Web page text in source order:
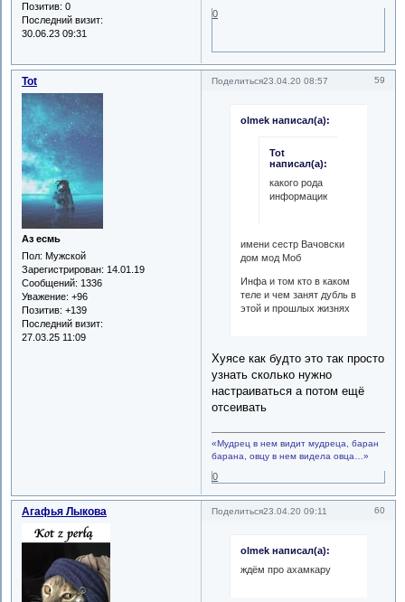
Позитив: 0
Последний визит:
30.06.23 09:31
0
Поделиться 59
23.04.20 08:57
Tot
Аз есмь
Пол: Мужской
Зарегистрирован: 14.01.19
Сообщений: 1336
Уважение: +96
Позитив: +139
Последний визит:
27.03.25 11:09
olmek написал(а):
Tot
написал(а):
какого рода
информацию?
имени сестр Вачовски
дом мод Моб
Инфа и том кто в каком
теле и чем занят дубль в
этой и прошлых жизнях
Хуясе как будто это так просто
узнать сколько нужно
настраиваться а потом ещё
отсеивать
«Мудрец в нем видит мудреца, баран
барана, овцу в нем видела овца…»
0
Поделиться 60
23.04.20 09:11
Агафья Лыкова
olmek написал(а):
ждём про ахамкару